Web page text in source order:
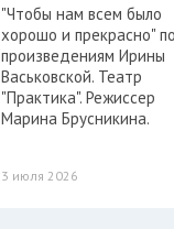
"Чтобы нам всем было
хорошо и прекрасно"
произведениям Ирины
Васьковской. Театр
"Практика". Режиссер
Марина Брусникина.
3 июля 2026